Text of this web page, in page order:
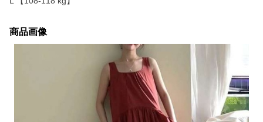
商品画像